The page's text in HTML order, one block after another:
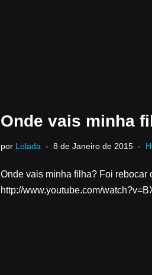
Onde vais minha
por Lolada 8 de Janeiro de 2015
Onde vais minha filha? Foi rebocar
http://www.youtube.com/